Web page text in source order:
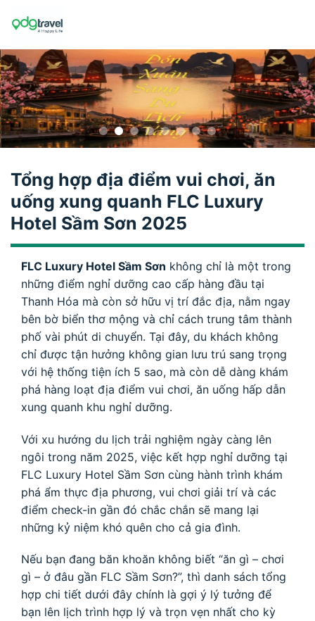
Tổng hợp địa điểm vui chơi, ăn
uống xung quanh FLC Luxury
Hotel Sầm Sơn 2025
FLC Luxury Hotel Sầm Sơn không chỉ là một trong
những điểm nghỉ dưỡng cao cấp hàng đầu tại
Thanh Hóa mà còn sở hữu vị trí đắc địa, nằm ngay
bên bờ biển thơ mộng và chỉ cách trung tâm thành
phố vài phút di chuyển. Tại đây, du khách không
chỉ được tận hưởng không gian lưu trú sang trọng
với hệ thống tiện ích 5 sao, mà còn dễ dàng khám
phá hàng loạt địa điểm vui chơi, ăn uống hấp dẫn
xung quanh khu nghỉ dưỡng.
Với xu hướng du lịch trải nghiệm ngày càng lên
ngôi trong năm 2025, việc kết hợp nghỉ dưỡng tại
FLC Luxury Hotel Sầm Sơn cùng hành trình khám
phá ẩm thực địa phương, vui chơi giải trí và các
điểm check-in gần đó chắc chắn sẽ mang lại
những kỷ niệm khó quên cho cả gia đình.
Nếu bạn đang băn khoăn không biết “ăn gì – chơi
gì – ở đâu gần FLC Sầm Sơn?”, thì danh sách tổng
hợp chi tiết dưới đây chính là gợi ý lý tưởng để
bạn lên lịch trình hợp lý và trọn vẹn nhất cho kỳ